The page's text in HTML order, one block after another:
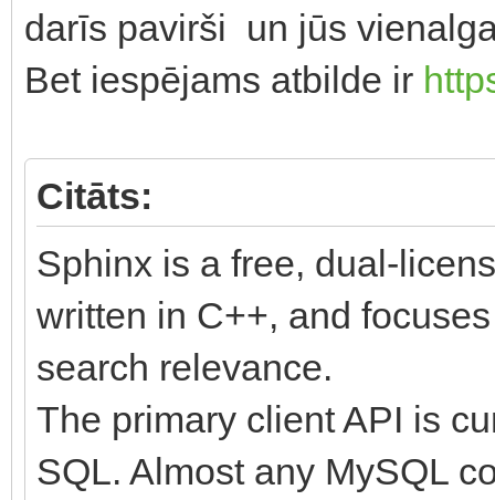
darīs pavirši un jūs
Bet iespējams atbilde ir
Citāts:
Sphinx is a free, dual-
written in C++, and
search relevance.
The primary client API is
SQL. Almost any MySQL